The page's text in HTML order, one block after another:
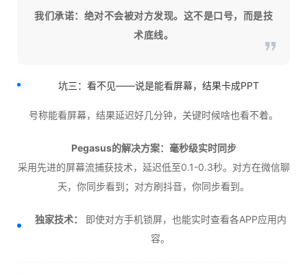
我们承诺：绝对不会被对方发现。这不是口号，而是技
术底线。
坑三：看不见——说是能看屏幕，结果卡成PPT
号称能看屏幕，结果延迟好几分钟，关键时候啥也看不着。
Pegasus的解决方案：毫秒级实时同步
采用先进的屏幕流捕获技术，延迟低至0.1-0.3秒。对方在微信聊
天，你同步看到；对方刷抖音，你同步看到。
独家技术：
即使对方手机锁屏，也能实时查看各APP应用内
容。